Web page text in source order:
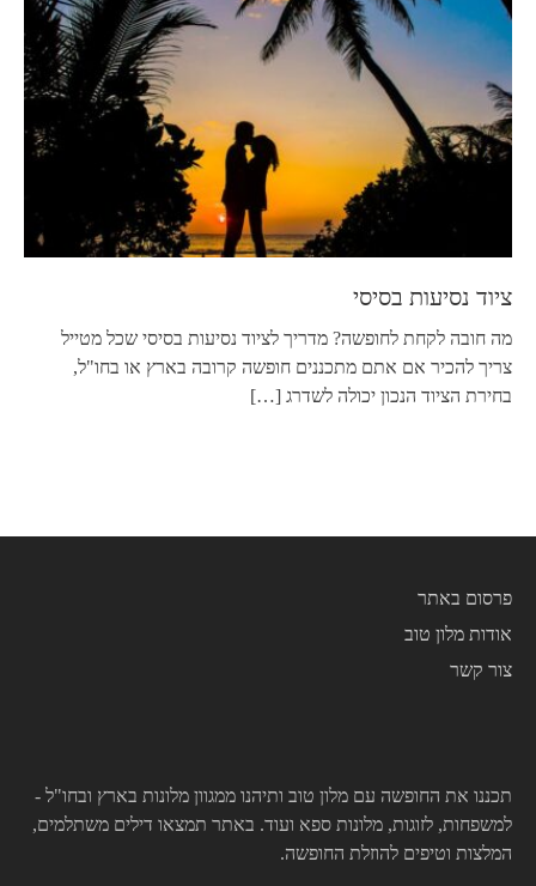
ציוד נסיעות בסיסי
מה חובה לקחת לחופשה? מדריך לציוד נסיעות בסיסי שכל מטייל
צריך להכיר אם אתם מתכננים חופשה קרובה בארץ או בחו"ל,
בחירת הציוד הנכון יכולה לשדרג […]
פרסום באתר
אודות מלון טוב
צור קשר
תכננו את החופשה עם מלון טוב ותיהנו ממגוון מלונות בארץ ובחו"ל -
למשפחות, לזוגות, מלונות ספא ועוד. באתר תמצאו דילים משתלמים,
המלצות וטיפים להוזלת החופשה.